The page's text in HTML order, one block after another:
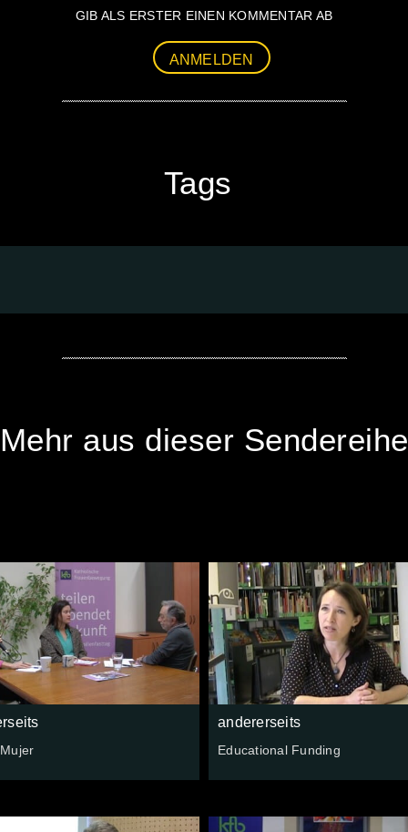
GIB ALS ERSTER EINEN KOMMENTAR AB
ANMELDEN
Tags
Mehr aus dieser Sendereihe
andererseits
Educational Funding